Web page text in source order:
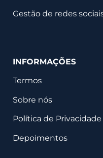
Gestão de redes
INFORMAÇÕES
Termos
Sobre nós
Política de Privacidade
Depoimentos